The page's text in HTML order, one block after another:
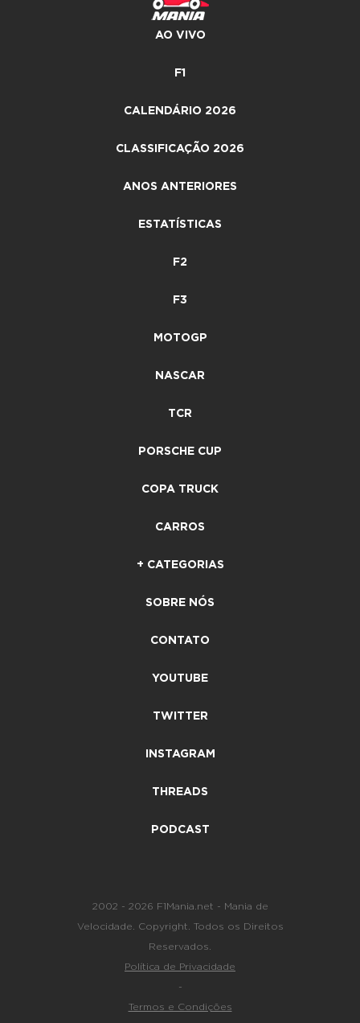
AO VIVO
F1
CALENDÁRIO 2026
CLASSIFICAÇÃO 2026
ANOS ANTERIORES
ESTATÍSTICAS
F2
F3
MOTOGP
NASCAR
TCR
PORSCHE CUP
COPA TRUCK
CARROS
+ CATEGORIAS
SOBRE NÓS
CONTATO
YOUTUBE
TWITTER
INSTAGRAM
THREADS
PODCAST
2002 - 2026 F1Mania.net - Mania de
Velocidade. Copyright. Todos os Direitos
Reservados.
Política de Privacidade
-
Termos e Condições